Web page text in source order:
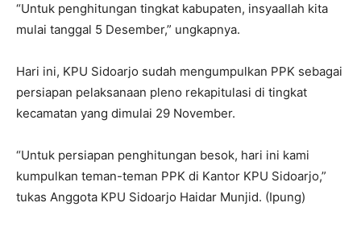
“Untuk penghitungan tingkat kabupaten, insyaallah kita
mulai tanggal 5 Desember,” ungkapnya.
Hari ini, KPU Sidoarjo sudah mengumpulkan PPK sebagai
persiapan pelaksanaan pleno rekapitulasi di tingkat
kecamatan yang dimulai 29 November.
“Untuk persiapan penghitungan besok, hari ini kami
kumpulkan teman-teman PPK di Kantor KPU Sidoarjo,”
tukas Anggota KPU Sidoarjo Haidar Munjid. (Ipung)